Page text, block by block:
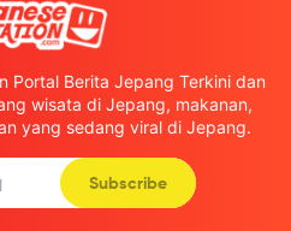
Portal Berita Jepang Terkini dan
wisata di Jepang, makanan,
yang sedang viral di Jepang.
Subscribe